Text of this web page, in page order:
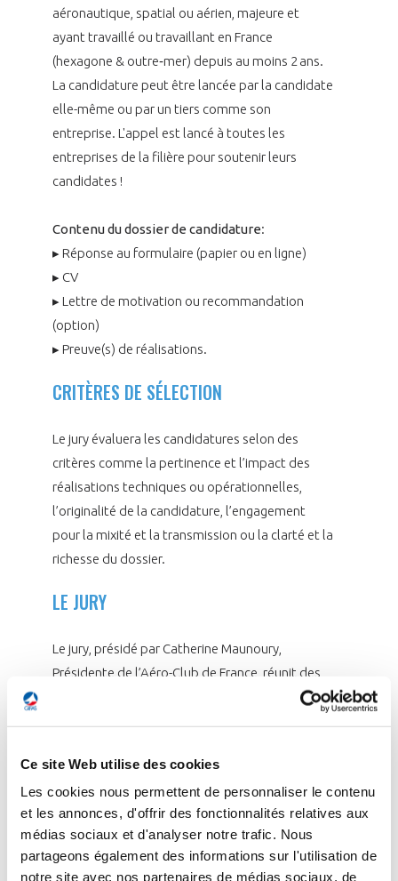
Ce site Web utilise des cookies
Les cookies nous permettent de personnaliser le contenu
et les annonces, d'offrir des fonctionnalités relatives aux
médias sociaux et d'analyser notre trafic. Nous
partageons également des informations sur l'utilisation de
notre site avec nos partenaires de médias sociaux, de
aéronautique, spatial ou aérien, majeure et
ayant travaillé ou travaillant en France
(hexagone & outre‑mer) depuis au moins 2 ans.
La candidature peut être lancée par la candidate
elle-même ou par un tiers comme son
entreprise. L'appel est lancé à toutes les
entreprises de la filière pour soutenir leurs
candidates !
Contenu du dossier de candidature:
▸ Réponse au formulaire (papier ou en ligne)
▸ CV
▸ Lettre de motivation ou recommandation
(option)
▸ Preuve(s) de réalisations.
CRITÈRES DE SÉLECTION
Le jury évaluera les candidatures selon des
critères comme la pertinence et l’impact des
réalisations techniques ou opérationnelles,
l’originalité de la candidature, l’engagement
pour la mixité et la transmission ou la clarté et la
richesse du dossier.
LE JURY
Le jury, présidé par Catherine Maunoury,
Présidente de l’Aéro-Club de France, réunit des
d’Ametra Group et membre du Conseil du GIFAS
•Julie Kitcher, Chief Sustainability Officer &
Communications, Airbus
•Juliette Duault, Directrice de la
communication, GIFAS